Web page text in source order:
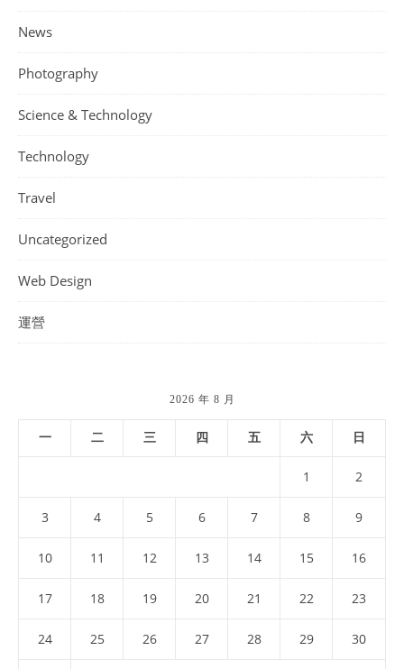
News
Photography
Science & Technology
Technology
Travel
Uncategorized
Web Design
運營
2026 年 8 月
一 二 三 四 五 六 日
1 2
3 4 5 6 7 8 9
10 11 12 13 14 15 16
17 18 19 20 21 22 23
24 25 26 27 28 29 30